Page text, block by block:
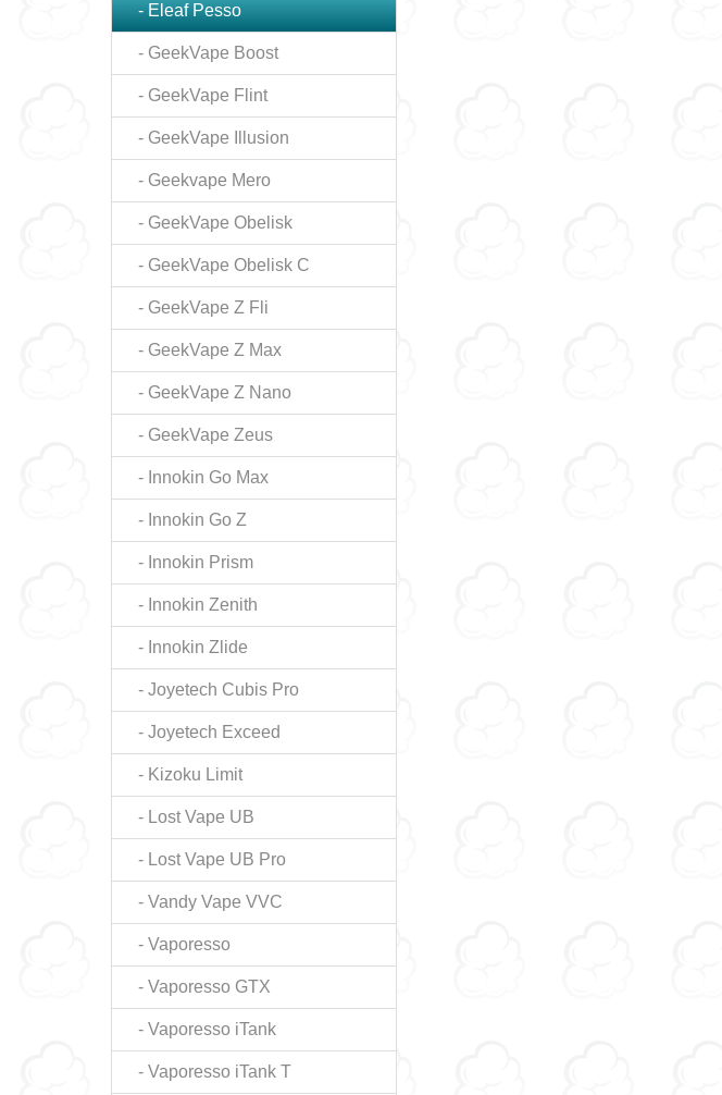
- Eleaf Pesso
- GeekVape Boost
- GeekVape Flint
- GeekVape Illusion
- Geekvape Mero
- GeekVape Obelisk
- GeekVape Obelisk C
- GeekVape Z Fli
- GeekVape Z Max
- GeekVape Z Nano
- GeekVape Zeus
- Innokin Go Max
- Innokin Go Z
- Innokin Prism
- Innokin Zenith
- Innokin Zlide
- Joyetech Cubis Pro
- Joyetech Exceed
- Kizoku Limit
- Lost Vape UB
- Lost Vape UB Pro
- Vandy Vape VVC
- Vaporesso
- Vaporesso GTX
- Vaporesso iTank
- Vaporesso iTank T